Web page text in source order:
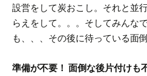
設営をして炭おこし。それと並
らえをして。。。 そしてみんな
も、、、その後に待っている面
準備が不要！ 面倒な後片付けも